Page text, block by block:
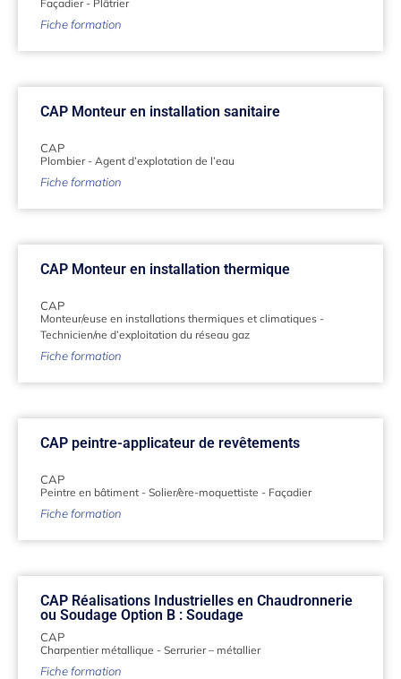
Façadier- Plâtrier
Fiche formation
CAP Monteur en installation sanitaire
CAP
Plombier- Agent d’explotation de l’eau
Fiche formation
CAP Monteur en installation thermique
CAP
Monteur/euse en installations thermiques et climatiques -
Technicien/ne d’exploitation du réseau gaz
Fiche formation
CAP peintre-applicateur de revêtements
CAP
Peintre en bâtiment - Solier/ère-moquettiste - Façadier
Fiche formation
CAP Réalisations Industrielles en Chaudronnerie
ou Soudage Option B : Soudage
CAP
Charpentier métallique - Serrurier – métallier
Fiche formation